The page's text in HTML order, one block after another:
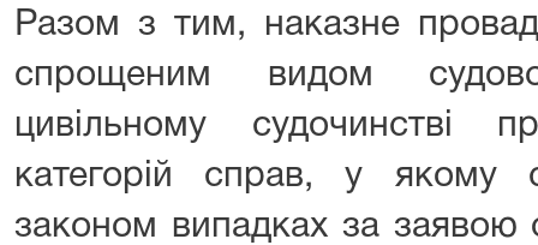
Разом з тим, наказне
спрощеним видом
цивільному судочинстві
категорій справ, у якому
законом випадках за заявою